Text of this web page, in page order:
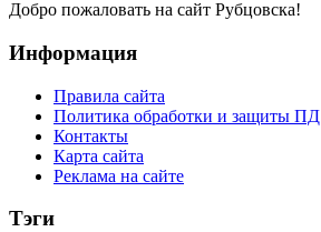
Добро пожаловать на сайт Рубцовска!
Информация
Правила сайта
Политика обработки и защиты ПД
Контакты
Карта сайта
Реклама на сайте
Тэги